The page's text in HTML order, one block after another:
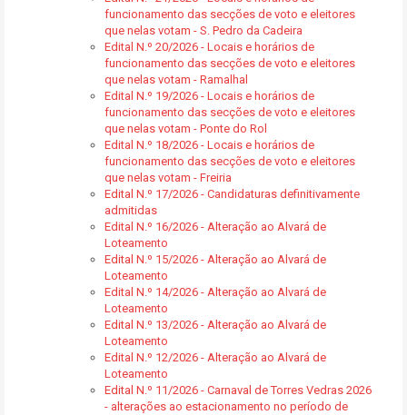
funcionamento das secções de voto e eleitores
que nelas votam - S. Pedro da Cadeira
Edital N.º 20/2026 - Locais e horários de
funcionamento das secções de voto e eleitores
que nelas votam - Ramalhal
Edital N.º 19/2026 - Locais e horários de
funcionamento das secções de voto e eleitores
que nelas votam - Ponte do Rol
Edital N.º 18/2026 - Locais e horários de
funcionamento das secções de voto e eleitores
que nelas votam - Freiria
Edital N.º 17/2026 - Candidaturas definitivamente
admitidas
Edital N.º 16/2026 - Alteração ao Alvará de
Loteamento
Edital N.º 15/2026 - Alteração ao Alvará de
Loteamento
Edital N.º 14/2026 - Alteração ao Alvará de
Loteamento
Edital N.º 13/2026 - Alteração ao Alvará de
Loteamento
Edital N.º 12/2026 - Alteração ao Alvará de
Loteamento
Edital N.º 11/2026 - Carnaval de Torres Vedras 2026
- alterações ao estacionamento no período de